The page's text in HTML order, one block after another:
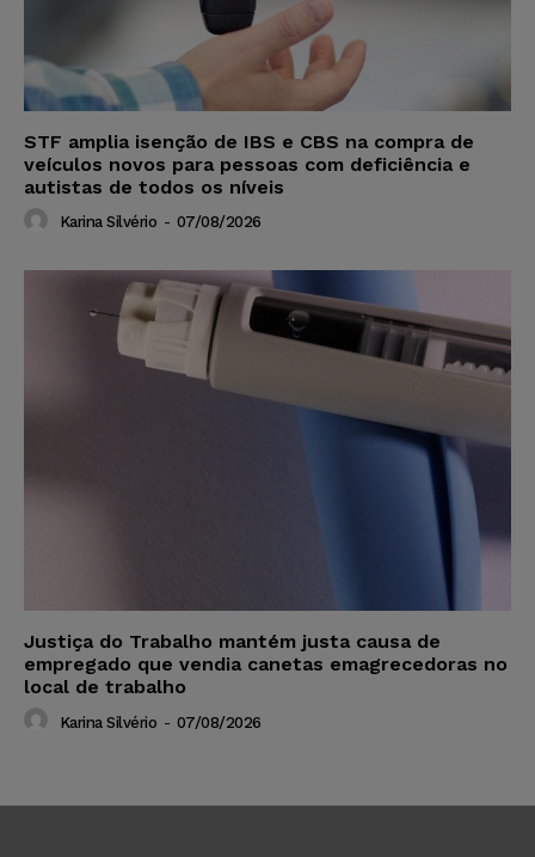
STF amplia isenção de IBS e CBS na compra de
veículos novos para pessoas com deficiência e
autistas de todos os níveis
Karina Silvério - 07/08/2026
Justiça do Trabalho mantém justa causa de
empregado que vendia canetas emagrecedoras no
local de trabalho
Karina Silvério - 07/08/2026